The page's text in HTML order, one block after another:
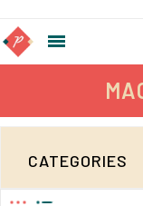

CATEGORIES